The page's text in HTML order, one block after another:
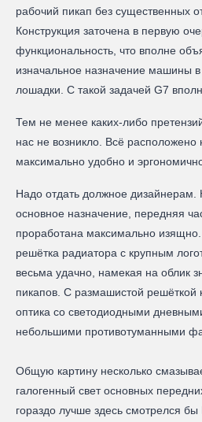
рабочий пикап без существенных
Конструкция заточена в первую
функциональность, что вполне
изначальное назначение машины в
лошадки. С такой задачей G7
Тем не менее каких-либо
нас не возникло. Всё расположено
максимально удобно и
Надо отдать должное дизайнерам.
основное назначение, передняя
проработана максимально
решётка радиатора с крупным
весьма удачно, намекая на облик
пикапов. С размашистой решёткой
оптика со светодиодными
небольшими противотуманными
Общую картину несколько
галогенный свет основных
гораздо лучше здесь смотрелся